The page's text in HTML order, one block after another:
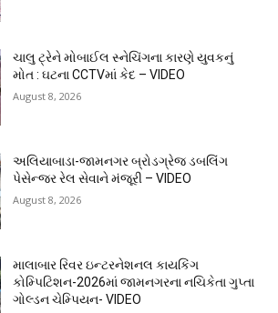
ચાલુ ટ્રેને મોબાઈલ સ્નેચિંગના કારણે યુવકનું
મોત : ઘટના CCTVમાં કેદ – VIDEO
August 8, 2026
અલિયાબાડા-જામનગર બ્રોડગ્રેજ ડબલિંગ
પેસેન્જર રેલ સેવાને મંજૂરી – VIDEO
August 8, 2026
માલાબાર રિવર ઇન્ટરનેશનલ કાયકિંગ
કોમ્પિટિશન-2026માં જામનગરના નચિકેતા ગુપ્તા
ગોલ્ડન ચેમ્પિયન- VIDEO